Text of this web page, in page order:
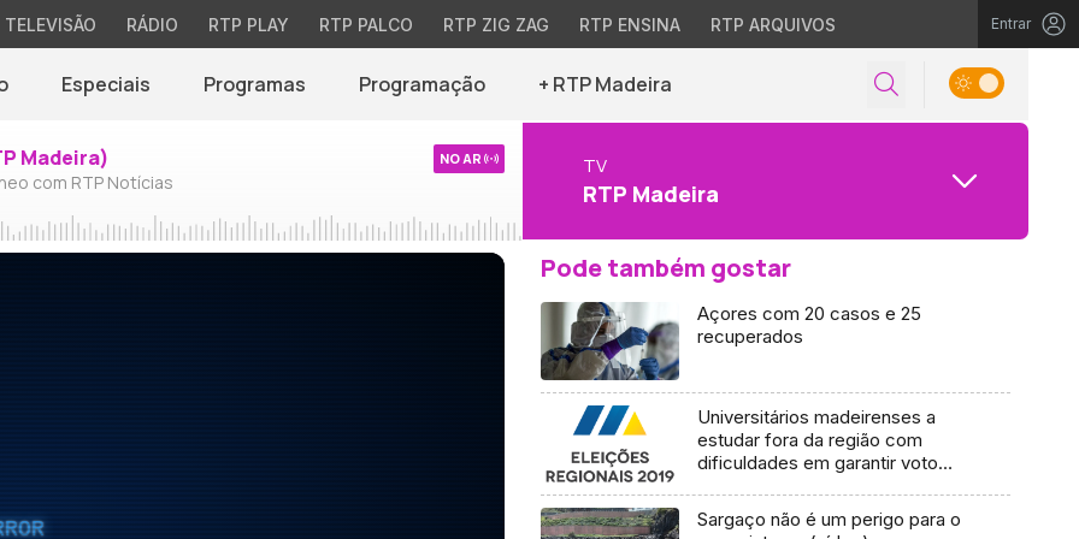
TELEVISÃO RÁDIO RTP PLAY RTP PALCO RTP ZIG ZAG RTP ENSINA RTP ARQUIVOS Entrar
Especiais Programas Programação + RTP Madeira
Madeira)
com RTP Notícias
NO AR TV
RTP Madeira
Pode também gostar
Açores com 20 casos e 25
recuperados
Universitários madeirenses a
estudar fora da região com
dificuldades em garantir voto
Sargaço não é um perigo para o